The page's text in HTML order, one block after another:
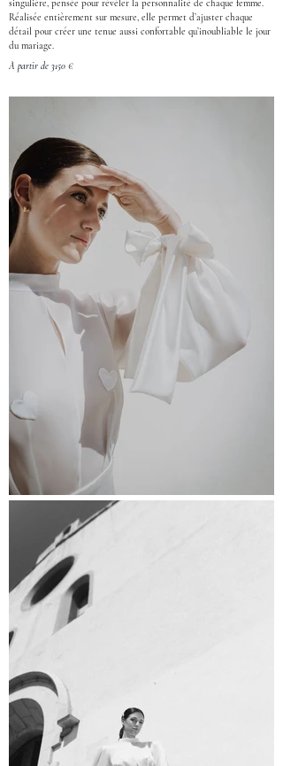
singulière, pensée pour révéler la personnalité de chaque femme.
Réalisée entièrement sur mesure, elle permet d’ajuster chaque
détail pour créer une tenue aussi confortable qu’inoubliable le jour
du mariage.
À partir de 3150 €